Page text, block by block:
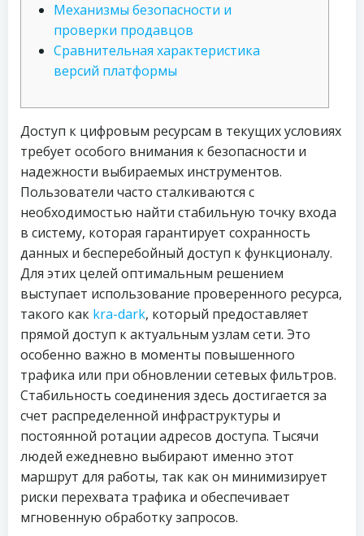
Механизмы безопасности и
проверки продавцов
Сравнительная характеристика
версий платформы
Доступ к цифровым ресурсам в текущих условиях
требует особого внимания к безопасности и
надежности выбираемых инструментов.
Пользователи часто сталкиваются с
необходимостью найти стабильную точку входа
в систему, которая гарантирует сохранность
данных и бесперебойный доступ к функционалу.
Для этих целей оптимальным решением
выступает использование проверенного ресурса,
такого как kra-dark, который предоставляет
прямой доступ к актуальным узлам сети. Это
особенно важно в моменты повышенного
трафика или при обновлении сетевых фильтров.
Стабильность соединения здесь достигается за
счет распределенной инфраструктуры и
постоянной ротации адресов доступа. Тысячи
людей ежедневно выбирают именно этот
маршрут для работы, так как он минимизирует
риски перехвата трафика и обеспечивает
мгновенную обработку запросов.